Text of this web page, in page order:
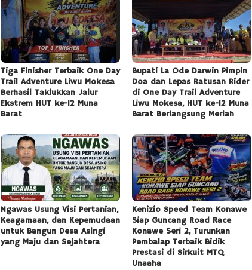
Tiga Finisher Terbaik One Day
Trail Adventure Liwu Mokesa
Berhasil Taklukkan Jalur
Ekstrem HUT ke-12 Muna
Barat
Bupati La Ode Darwin Pimpin
Doa dan Lepas Ratusan Rider
di One Day Trail Adventure
Liwu Mokesa, HUT ke-12 Muna
Barat Berlangsung Meriah
Ngawas Usung Visi Pertanian,
Keagamaan, dan Kepemudaan
untuk Bangun Desa Asingi
yang Maju dan Sejahtera
Kenizio Speed Team Konawe
Siap Guncang Road Race
Konawe Seri 2, Turunkan
Pembalap Terbaik Bidik
Prestasi di Sirkuit MTQ
Unaaha